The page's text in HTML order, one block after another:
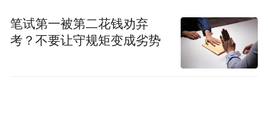
尿更多更急，对身体有害吗?
笔试第一被第二花钱劝弃
考？不要让守规矩变成劣势